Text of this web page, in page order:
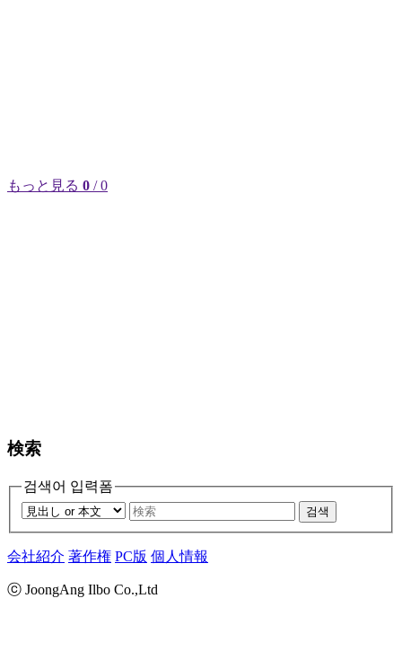
もっと見る 0 / 0
検索
검색어 입력폼
검색
会社紹介 著作権 PC版 個人情報
ⓒ JoongAng Ilbo Co.,Ltd